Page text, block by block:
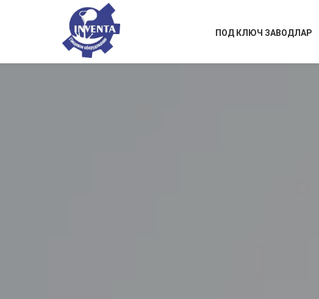
ПОД КЛЮЧ ЗАВОДЛАР